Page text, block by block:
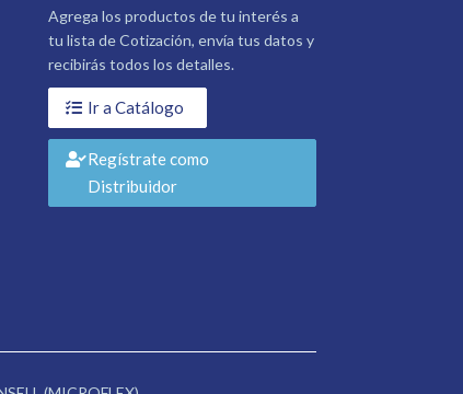
Agrega los productos de tu interés a
tu lista de Cotización, envía tus datos y
recibirás todos los detalles.
Ir a Catálogo
Regístrate como
Distribuidor